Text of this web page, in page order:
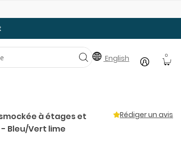
English 0
à étages et
Bleu/Vert lime
Rédiger un avis